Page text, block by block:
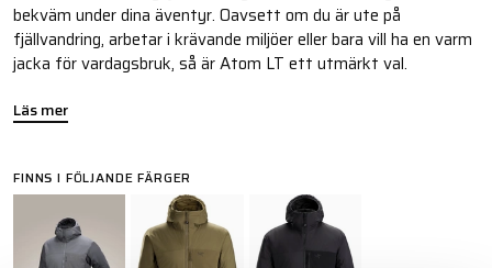
bekväm under dina äventyr. Oavsett om du är ute på
fjällvandring, arbetar i krävande miljöer eller bara vill ha en varm
jacka för vardagsbruk, så är Atom LT ett utmärkt val.
Läs mer
FINNS I FÖLJANDE FÄRGER